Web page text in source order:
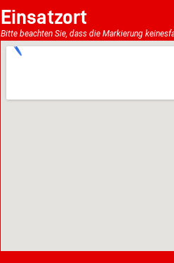
Einsatzort
Bitte beachten Sie, dass die Markierung